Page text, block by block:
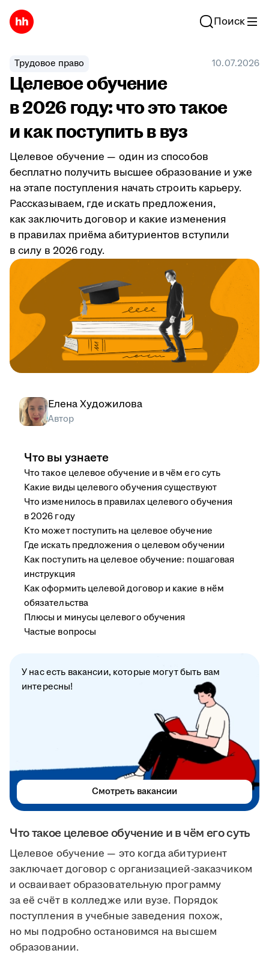
Поиск
Трудовое право 10.07.2026
Целевое обучение
в 2026 году: что это такое
и как поступить в вуз
Целевое обучение — один из способов
бесплатно получить высшее образование и уже
на этапе поступления начать строить карьеру.
Рассказываем, где искать предложения,
как заключить договор и какие изменения
в правилах приёма абитуриентов вступили
в силу в 2026 году.
Что такое целевое обучение и в чём его суть
Целевое обучение — это когда абитуриент
заключает договор с организацией-заказчиком
и осваивает образовательную программу
за её счёт в колледже или вузе. Порядок
поступления в учебные заведения похож,
но мы подробно остановимся на высшем
образовании.
Елена Художилова
Автор
Что вы узнаете
Что такое целевое обучение и в чём его суть
Какие виды целевого обучения существуют
Что изменилось в правилах целевого обучения
в 2026 году
Кто может поступить на целевое обучение
Где искать предложения о целевом обучении
Как поступить на целевое обучение: пошаговая
инструкция
Как оформить целевой договор и какие в нём
обязательства
Плюсы и минусы целевого обучения
Частые вопросы
У нас есть вакансии, которые могут быть вам
интересны!
Смотреть вакансии